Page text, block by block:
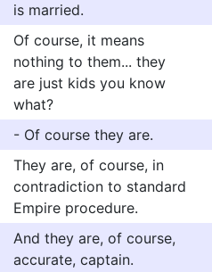
is married.
Of course, it means
nothing to them... they
are just kids you know
what?
- Of course they are.
They are, of course, in
contradiction to standard
Empire procedure.
And they are, of course,
accurate, captain.